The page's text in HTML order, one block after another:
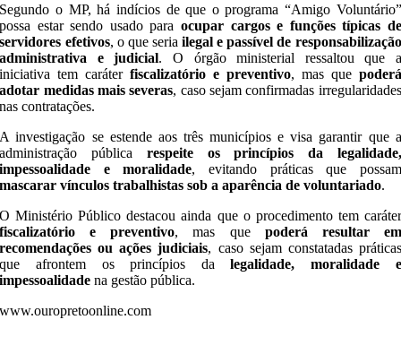
Segundo o MP, há indícios de que o programa “Amigo Voluntário”
possa estar sendo usado para ocupar cargos e funções típicas de
servidores efetivos, o que seriailegal e passível de responsabilização
administrativa e judicial. O órgão ministerial ressaltou que a
iniciativa tem caráterfiscalizatório e preventivo, mas que poderá
adotar medidas mais severas, caso sejam confirmadas irregularidades
nas contratações.
A investigação se estende aos três municípios e visa garantir que a
administração pública respeite os princípios da legalidade,
impessoalidade e moralidade, evitando práticas que possam
mascarar vínculos trabalhistas sob a aparência de voluntariado.
O Ministério Público destacou ainda que o procedimento tem caráter
fiscalizatório e preventivo, mas que poderá resultar em
recomendações ou ações judiciais, caso sejam constatadas práticas
que afrontem os princípios dalegalidade, moralidade e
impessoalidade na gestão pública.
www.ouropretoonline.com